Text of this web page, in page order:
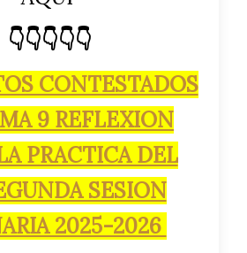
👇👇👇👇👇
CONTESTADOS
9 REFLEXION
PRACTICA DEL
SESION
2025-2026